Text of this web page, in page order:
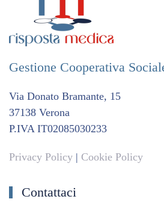
Gestione Cooperativa
Via Donato Bramante, 15
37138 Verona
P.IVA IT02085030233
Privacy Policy | Cookie Policy
Contattaci